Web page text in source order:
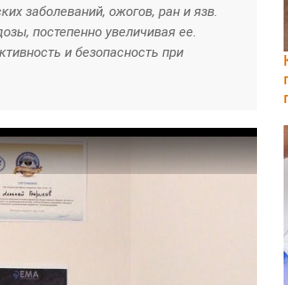
заболеваний, ожогов, ран и язв.
постепенно увеличивая ее.
и безопасность при